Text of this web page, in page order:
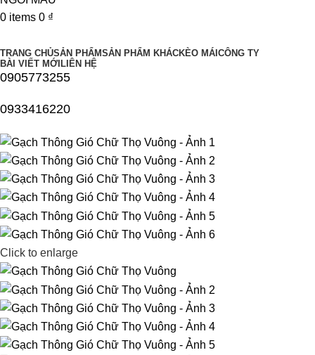
0 items 0 ₫
TRANG CHỦSẢN PHẨMSẢN PHẨM KHÁCKÈO MÁI CÔNG TY
BÀI VIẾT MỚI LIÊN HỆ
0905773255
0933416220
Click to enlarge